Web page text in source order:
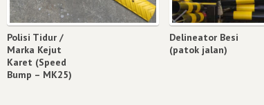
Polisi Tidur /
Marka Kejut
Karet (Speed
Bump – MK25)
Delineator Besi
(patok jalan)